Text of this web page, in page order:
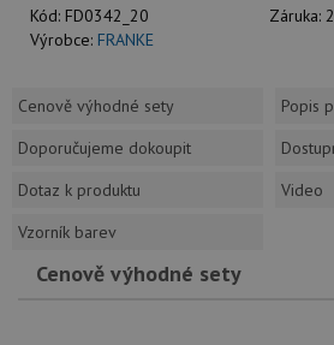
Kód: FD0342_20 Záruka:
Výrobce: FRANKE
Cenově výhodné sety
Popis
Doporučujeme dokoupit
Dotaz k produktu
Video
Vzorník barev
Cenově výhodné sety